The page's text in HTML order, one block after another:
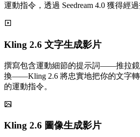
運動指令，透過 Seedream 4.0 獲得經
Kling 2.6 文字生成影片
撰寫包含運動細節的提示詞——推拉
換——Kling 2.6 將忠實地把你的文字
的運動指令。
Kling 2.6 圖像生成影片